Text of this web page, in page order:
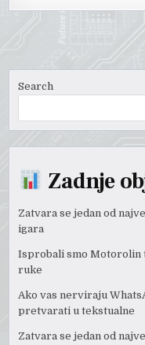
Search
Zadnje
Zatvara se jedan od
igara
Isprobali smo Motorolin
ruke
Ako vas nerviraju
pretvarati u tekstualne
Zatvara se jedan od